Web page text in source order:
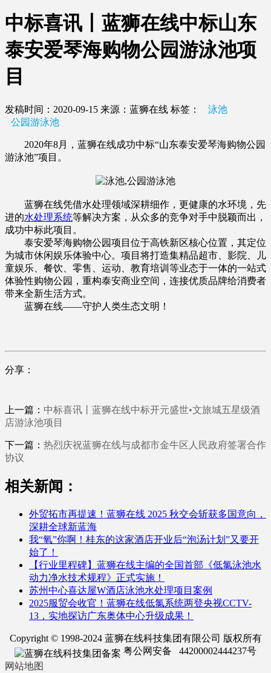
中标喜讯丨蓝狮在线中标山东
泰安爱琴海购物公园游泳池项
目
发稿时间：2020-09-15 来源：蓝狮在线 标签：
泳池
公园游泳池
2020年8月，蓝狮在线成功中标“山东泰安爱琴海购物公园
游泳池”项目。
蓝狮在线凭借水处理领域深耕细作，更健康的水环境，先
进的水处理系统等解决方案，从众多的竞争对手中脱颖而出，
成功中标此项目。
泰安爱琴海购物公园项目位于高铁新区核心位置，其定位
为城市休闲娱乐体验中心。项目将打造集精品超市、影院、儿
童娱乐、餐饮、零售、运动、教育培训等业态于一体的一站式
体验性购物公园，重构泰安商业空间，连接优质品牌给消费者
带来全新生活方式。
蓝狮在线——守护人类生态文明！
分享：
上一篇： 中标喜讯丨蓝狮在线中标开元盛世•文旅城五星级酒
店游泳池项目
下一篇： 热烈庆祝蓝狮在线与成都市金牛区人民政府签署合作
协议
相关新闻：
外贸拓市再提速！蓝狮在线 2025 秋交会斩获多国意向，
深耕全球新蓝海
我“氧”你啊！桂东的这家酒店开业后“泡汤计划”又要开
始了！
【行业里程碑】蓝狮在线主编的全国首部《低氯泳池水
动力净水技术规程》正式实施！
苏州中心喜达屋W酒店泳池水处理项目案例
2025服贸会收官！蓝狮在线低氯系统两登央视CCTV-
13，实地探访广东奥体中心升级成果！
Copyright © 1998-2024 蓝狮在线科技集团有限公司 版权所有
粤公网安备 44200002444237号
网站地图